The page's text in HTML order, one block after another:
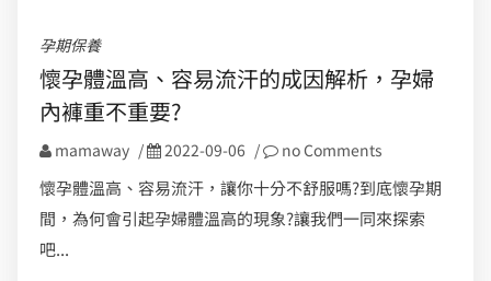
孕期保養
懷孕體溫高、容易流汗的成因解析，孕婦
內褲重不重要?
mamaway / 2022-09-06 / no Comments
懷孕體溫高、容易流汗，讓你十分不舒服嗎?到底懷孕期
間，為何會引起孕婦體溫高的現象?讓我們一同來探索
吧...